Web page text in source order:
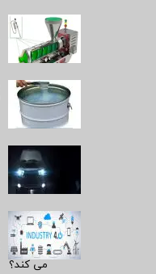
می کند؟